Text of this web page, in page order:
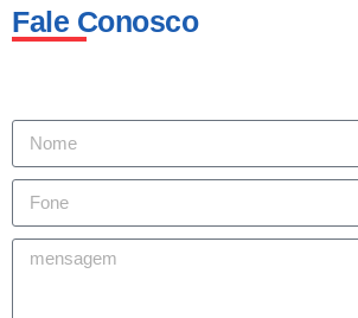
Fale Conosco